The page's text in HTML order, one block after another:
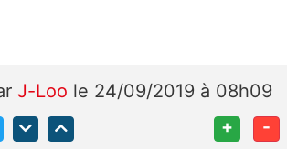
J-Loo le 24/09/2019 à 08h09
+ -